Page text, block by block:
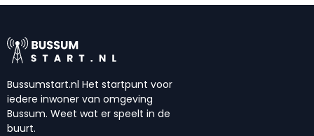
Bussumstart.nl Het startpunt voor
iedere inwoner van omgeving
Bussum. Weet wat er speelt in de
buurt.